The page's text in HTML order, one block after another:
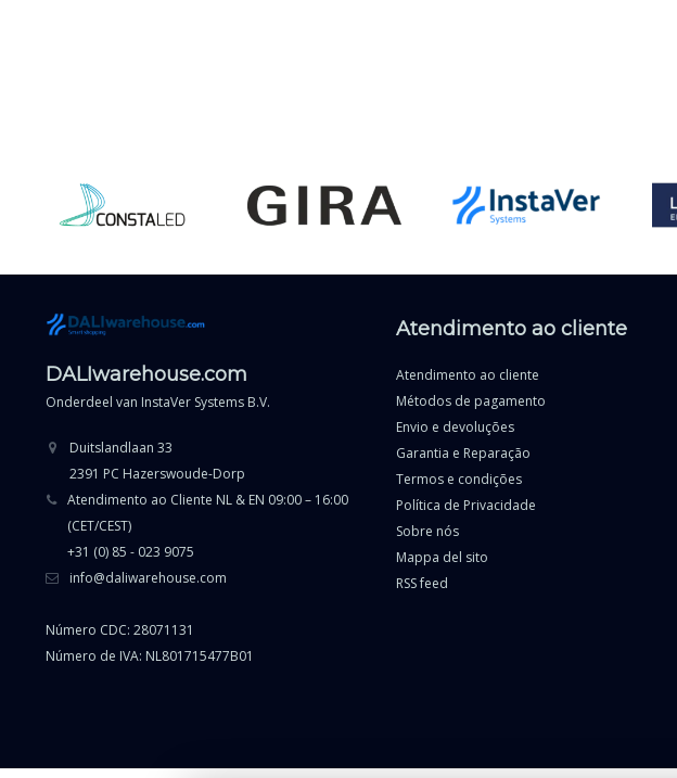
DALIwarehouse.com
Onderdeel van InstaVer Systems B.V.
Duitslandlaan 33
2391 PC Hazerswoude-Dorp
Atendimento ao Cliente NL & EN 09:00 – 16:00
(CET/CEST)
+31 (0) 85 - 023 9075
info@daliwarehouse.com
Número CDC: 28071131
Número de IVA: NL801715477B01
Atendimento ao cliente
Atendimento ao cliente
Métodos de pagamento
Envio e devoluções
Garantia e Reparação
Termos e condições
Política de Privacidade
Sobre nós
Mappa del sito
RSS feed